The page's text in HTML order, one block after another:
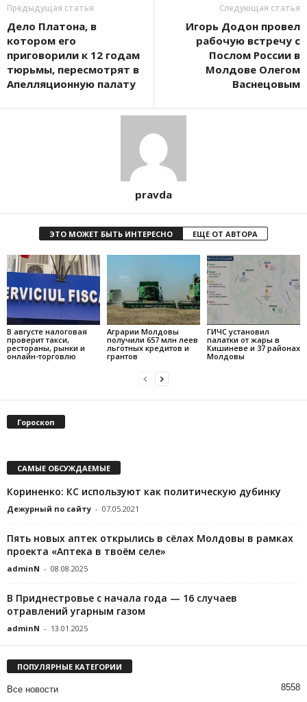
Предыдущая статья
Дело Платона, в
котором его
приговорили к 12 годам
тюрьмы, пересмотрят в
Апелляционную палату
Следующая статья
​​ Игорь Додон провел
рабочую встречу с
Послом России в
Молдове Олегом
Васнецовым
pravda
ЭТО МОЖЕТ БЫТЬ ИНТЕРЕСНО ЕЩЕ ОТ АВТОРА
В августе налоговая
проверит такси,
рестораны, рынки и
онлайн-торговлю
Аграрии Молдовы
получили 657 млн леев
льготных кредитов и
грантов
ГИЧС установил
палатки от жары в
Кишиневе и 37 районах
Молдовы
Гороскоп
САМЫЕ ОБСУЖДАЕМЫЕ
Кориненко: КС используют как политическую дубинку
Дежурный по сайту - 07.05.2021
Пять новых аптек открылись в сёлах Молдовы в рамках
проекта «Аптека в твоём селе»
adminN - 08.08.2025
В Приднестровье с начала года — 16 случаев
отравлений угарным газом
adminN - 13.01.2025
ПОПУЛЯРНЫЕ КАТЕГОРИИ
Все новости 8558